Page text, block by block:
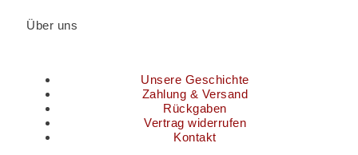
Über uns
Unsere Geschichte
Zahlung & Versand
Rückgaben
Vertrag widerrufen
Kontakt